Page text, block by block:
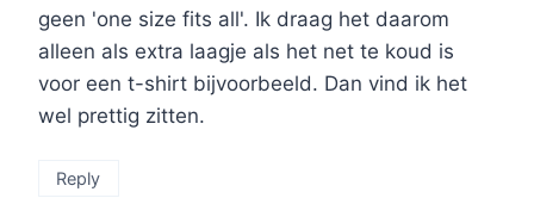
geen 'one size fits all'. Ik draag het daarom
alleen als extra laagje als het net te koud is
voor een t-shirt bijvoorbeeld. Dan vind ik het
wel prettig zitten.
Reply